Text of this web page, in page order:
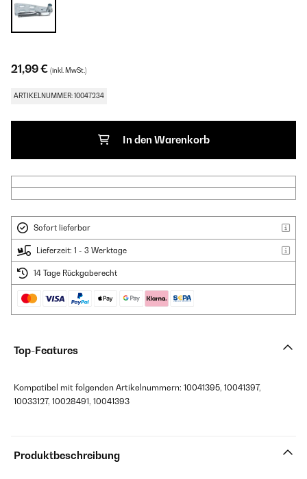
21,99 € (inkl. MwSt.)
ARTIKELNUMMER: 10047234
In den Warenkorb
Sofort lieferbar
Lieferzeit: 1 - 3 Werktage
14 Tage Rückgaberecht
Top-Features
Kompatibel mit folgenden Artikelnummern: 10041395, 10041397,
10033127, 10028491, 10041393
Produktbeschreibung